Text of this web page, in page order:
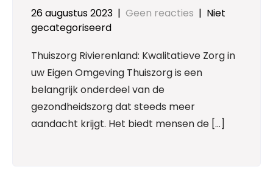
26 augustus 2023 | Geen reacties | Niet
gecategoriseerd
Thuiszorg Rivierenland: Kwalitatieve Zorg in
uw Eigen Omgeving Thuiszorg is een
belangrijk onderdeel van de
gezondheidszorg dat steeds meer
aandacht krijgt. Het biedt mensen de […]